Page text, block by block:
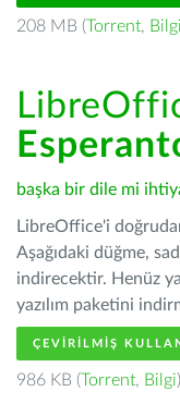
208 MB (Torrent, Bilgi
başka bir dile mi
LibreOffice'i
Aşağıdaki düğme,
indirecektir. Henüz
yazılım paketini
ÇEVIRILMIŞ
986 KB (Torrent, Bilgi)